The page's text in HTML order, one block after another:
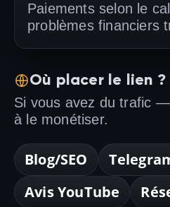
Paiements selon le
problèmes financiers
Où placer le lien ?
Si vous avez du trafic
à le monétiser.
Blog/SEO
Avis YouTube